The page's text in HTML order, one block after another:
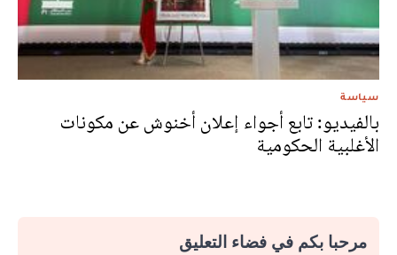
سياسة
بالفيديو: تابع أجواء إعلان أخنوش عن مكونات
الأغلبية الحكومية
مرحبا بكم في فضاء التعليق